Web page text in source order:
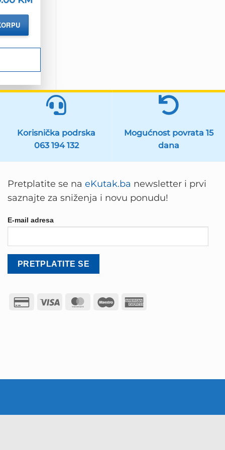
KM.
Korisnička podrska
063 194 132
Mogućnost povrata 15
dana
Pretplatite se na eKutak.ba newsletter i prvi
saznajte za sniženja i novu ponudu!
E-mail adresa
Credit
Visa MasterCard
Maestro